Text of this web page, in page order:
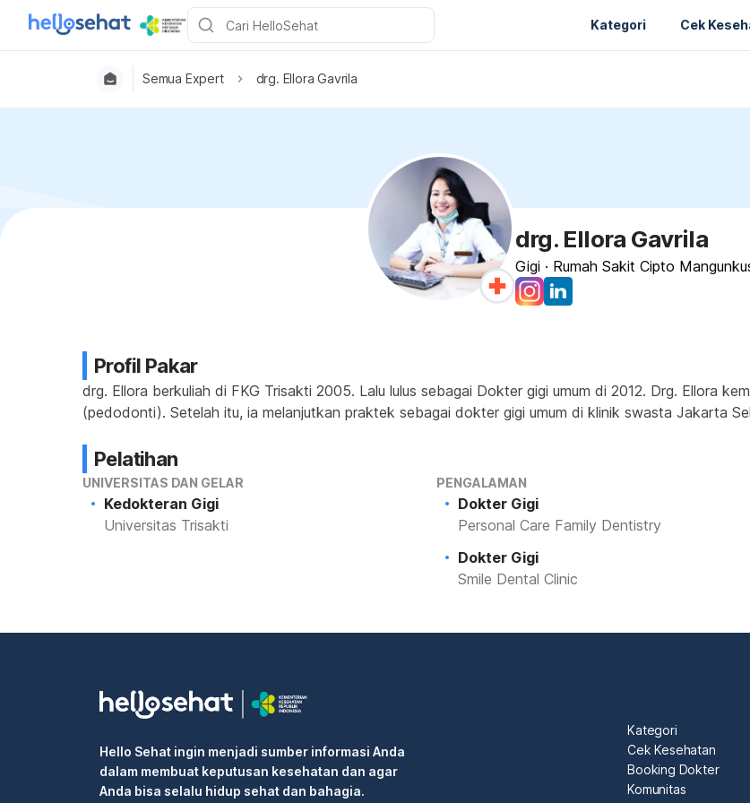
Kategori Cek
Semua Expert drg. Ellora Gavrila
drg. Ellora Gavrila
Gigi · Rumah Sakit Cipto
Profil Pakar
drg. Ellora berkuliah di FKG Trisakti 2005. Lalu lulus sebagai Dokter gigi umum di 2012. Drg. Ellora
(pedodonti). Setelah itu, ia melanjutkan praktek sebagai dokter gigi umum di klinik swasta Jakarta
Pelatihan
UNIVERSITAS DAN GELAR
Kedokteran Gigi
Universitas Trisakti
PENGALAMAN
Dokter Gigi
Personal Care Family Dentistry
Dokter Gigi
Smile Dental Clinic
Hello Sehat ingin menjadi sumber informasi Anda
dalam membuat keputusan kesehatan dan agar
Anda bisa selalu hidup sehat dan bahagia.
Kategori
Cek Kesehatan
Booking Dokter
Komunitas